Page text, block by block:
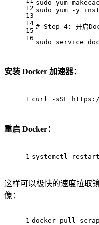
12
13
14
15
16
sudo yum
sudo yum -y
# Step 4: 开启
sudo service
安装 Docker 加速器：
1 curl -sSL https:
重启 Docker：
1 systemctl
这样可以极快的速度拉取
像：
1 docker pull